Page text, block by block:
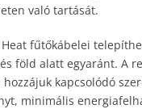
való tartását.
fűtőkábelei
föld alatt egyaránt. A
kapcsolódó
minimális